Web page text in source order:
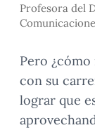
Profesora del
Pero
con su
lograr que